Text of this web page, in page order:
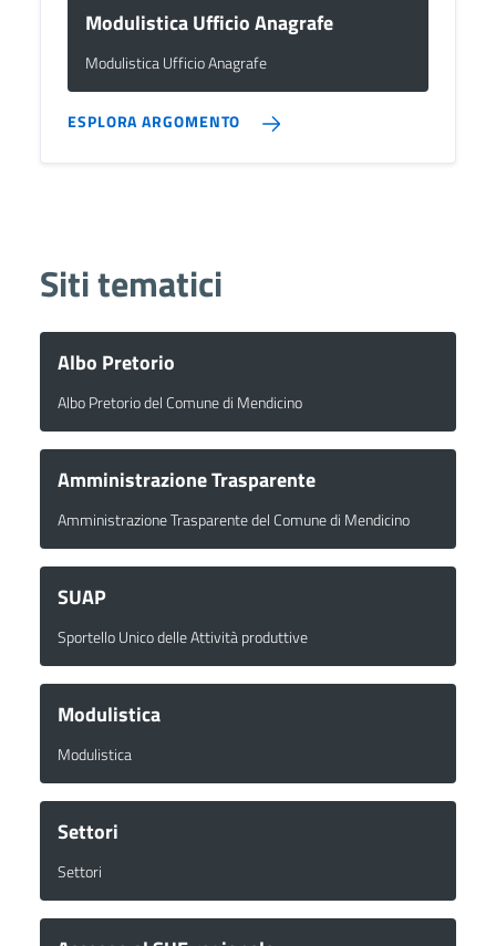
Modulistica Ufficio Anagrafe
Modulistica Ufficio Anagrafe
ESPLORA ARGOMENTO
Siti tematici
Albo Pretorio
Albo Pretorio del Comune di Mendicino
Amministrazione Trasparente
Amministrazione Trasparente del Comune di Mendicino
SUAP
Sportello Unico delle Attività produttive
Modulistica
Modulistica
Settori
Settori